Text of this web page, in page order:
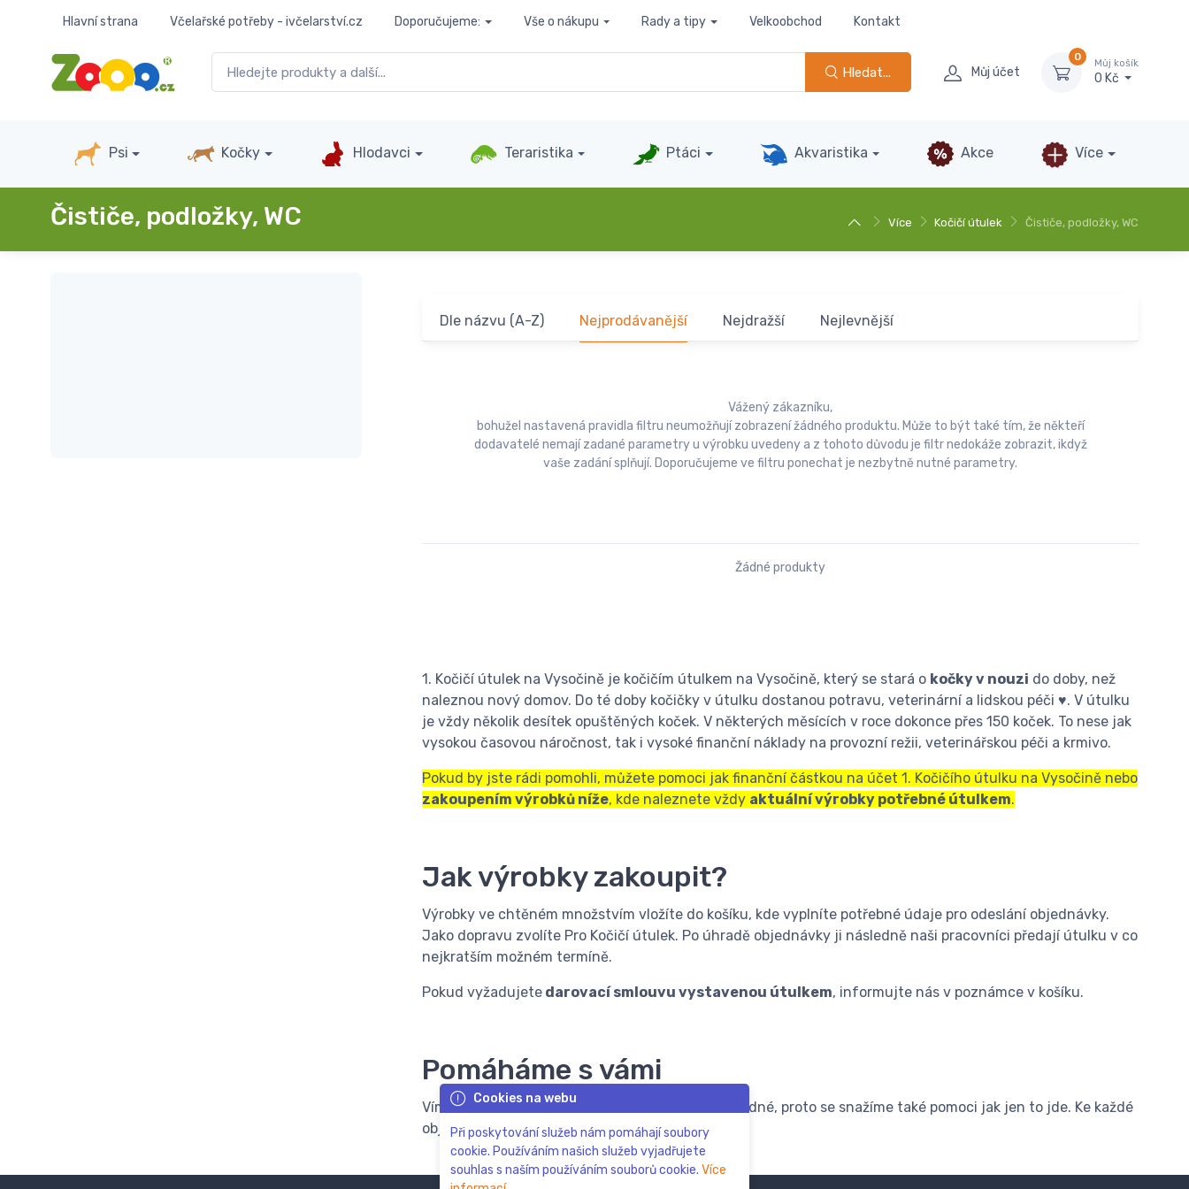
Hlavní strana Včelařské potřeby - ivčelarství.cz Doporučujeme: Vše o nákupu Rady a tipy Velkoobchod Kontakt
Hledat... Můj účet
0
Můj košík
0 Kč
Psi Kočky Hlodavci Teraristika Ptáci Akvaristika Akce Více
Více Kočičí útulek Čističe, podložky, WC
Čističe, podložky, WC
Dle názvu (A-Z) Nejprodávanější Nejdražší Nejlevnější
Vážený zákazníku,
bohužel nastavená pravidla filtru neumožňují zobrazení žádného produktu. Může to být také tím, že někteří
dodavatelé nemají zadané parametry u výrobku uvedeny a z tohoto důvodu je filtr nedokáže zobrazit, ikdyž
vaše zadání splňují. Doporučujeme ve filtru ponechat je nezbytně nutné parametry.
Žádné produkty
1. Kočičí útulek na Vysočině je kočičím útulkem na Vysočině, který se stará o kočky v nouzi do doby, než
naleznou nový domov. Do té doby kočičky v útulku dostanou potravu, veterinární a lidskou péči ♥. V útulku
je vždy několik desítek opuštěných koček. V některých měsících v roce dokonce přes 150 koček. To nese jak
vysokou časovou náročnost, tak i vysoké finanční náklady na provozní režii, veterinářskou péči a krmivo.
Pokud by jste rádi pomohli, můžete pomoci jak finanční částkou na účet 1. Kočičího útulku na Vysočině nebo
zakoupením výrobků níže, kde naleznete vždy aktuální výrobky potřebné útulkem.
Jak výrobky zakoupit?
Výrobky ve chtěném množstvím vložíte do košíku, kde vyplníte potřebné údaje pro odeslání objednávky.
Jako dopravu zvolíte Pro Kočičí útulek. Po úhradě objednávky ji následně naši pracovníci předají útulku v co
nejkratším možném termíně.
Pokud vyžadujete darovací smlouvu vystavenou útulkem, informujte nás v poznámce v košíku.
Pomáháme s vámi
Víme, že 1. Kočičí útulek na Vysočině to nemá snadné, proto se snažíme také pomoci jak jen to jde. Ke každé
objednávcedáme útulku vždy něco navíc
Cookies na webu
Při poskytování služeb nám pomáhají soubory
cookie. Používáním našich služeb vyjadřujete
souhlas s naším používáním souborů cookie. Více